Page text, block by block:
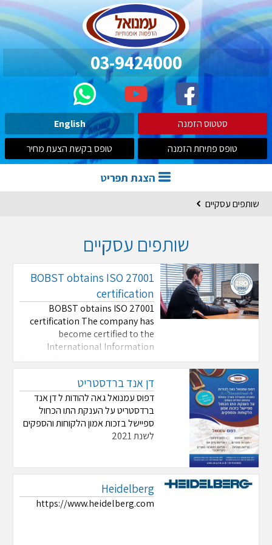
03-9424000
סטטוס הזמנה
English
טופס פתיחת הזמנה
טופס בקשת הצעת מחיר
שותפים עסקיים
שותפים עסקיים
BOBST obtains ISO 27001
certification
BOBST obtains ISO 27001
certification The company has
become certified to the
International Information
Security Standard, as it shows its
commitment to safeguarding
information in a systematic and
secure way for the benefit of its
customers.
ilen/releases/detail/articl
...
דן אנד ברדסטריט
דפוס עמנואל גאה להודות ל דן אנד
ברדסטריט על הענקת התו הכחול
ספיישל בזכות אמון הלקוחות והספקים
לשנת 2021
Heidelberg
https://www.heidelberg.com